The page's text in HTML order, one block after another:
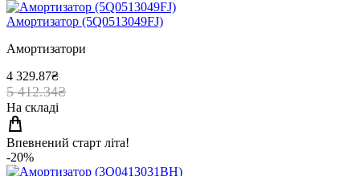
Амортизатор (5Q0513049FJ)
Амортизатори
4 329.87₴
5 412.34₴
На складі
Впевнений старт літа!
-20%